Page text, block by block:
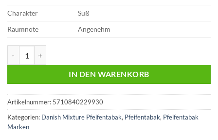
Charakter
Süß
Raumnote
Angenehm
IN DEN WARENKORB
Artikelnummer: 5710840229930
Kategorien: Danish Mixture Pfeifentabak, Pfeifentabak, Pfeifentabak
Marken